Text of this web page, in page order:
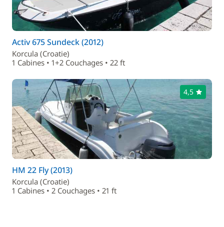
Activ 675 Sundeck (2012)
Korcula (Croatie)
1 Cabines • 1+2 Couchages • 22 ft
4,5
HM 22 Fly (2013)
Korcula (Croatie)
1 Cabines • 2 Couchages • 21 ft